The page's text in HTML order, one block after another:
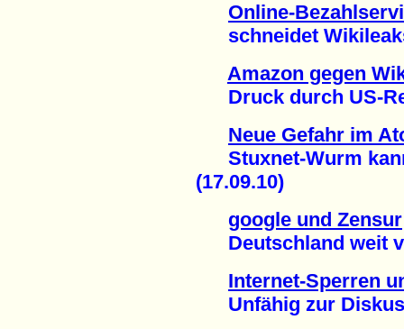
Online-
schneidet
Amazon gegen
Druck durch US-
Neue Gefahr im
Stuxnet-Wurm
(17.09.10)
google und Zensur
Deutschland weit
Internet-Sperren
Unfähig zur